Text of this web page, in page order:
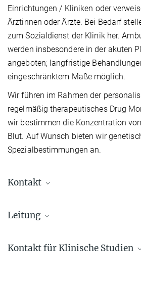
Einrichtungen / Kliniken oder
Ärztinnen oder Ärzte. Bei Bedarf
zum Sozialdienst der Klinik her.
werden insbesondere in der akuten
angeboten; langfristige
eingeschränktem Maße möglich.
Wir führen im Rahmen der
regelmäßig therapeutisches Drug
wir bestimmen die Konzentration
Blut. Auf Wunsch bieten wir
Spezialbestimmungen an.
Kontakt
Tel.: +49 (0) 89 30622-1000
Anmeldung fürstationäre &
Leitung
Geschäftsführender
Kontakt für Klinische Studien